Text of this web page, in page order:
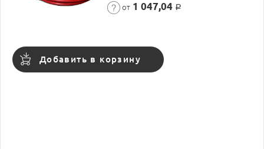
от 1 047,04 Р
Добавить в корзину